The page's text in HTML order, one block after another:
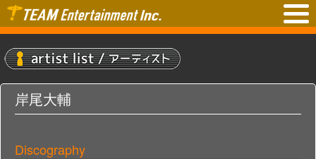
岸尾大輔
Discography